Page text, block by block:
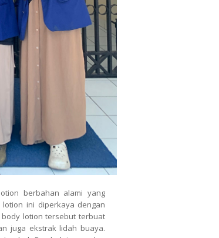
berbahan alami yang
ini diperkaya dengan
lotion tersebut terbuat
juga ekstrak lidah buaya.